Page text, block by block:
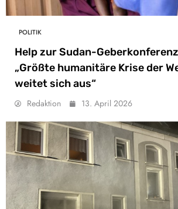
POLITIK
Help zur Sudan-
„Größte humanitäre Krise der
weitet sich aus“
Redaktion 13. April 2026